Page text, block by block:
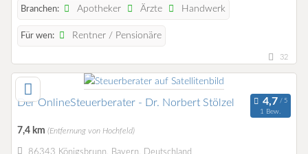
Branchen: Apotheker Ärzte Handwerk
Für wen: Rentner / Pensionäre
32
Der OnlineSteuerberater - Dr. Norbert Stölzel
1 Bew.
7,4 km (Entfernung von Hochfeld)
86343 Königsbrunn, Bayern, Deutschland